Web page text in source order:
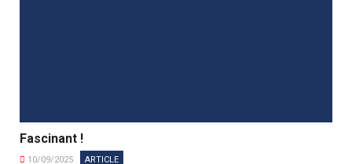
Fascinant !
10/09/2025 ARTICLE